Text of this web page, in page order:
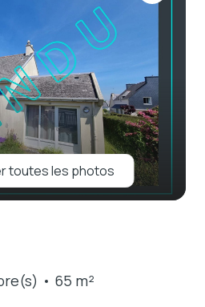
toutes les photos
65 m²